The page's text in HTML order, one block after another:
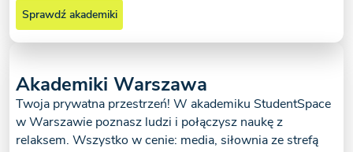
Sprawdź akademiki
Akademiki Warszawa
Twoja prywatna przestrzeń! W akademiku StudentSpace
w Warszawie poznasz ludzi i połączysz naukę z
relaksem. Wszystko w cenie: media, siłownia ze strefą